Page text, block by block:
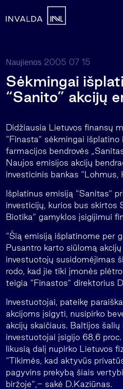
Naujienos 2005 07 15
Sėkmingai
“Sanito” akcijų
Didžiausia Lietuvos finansų
“Finasta” sėkmingai
farmacijos bendrovės
Naujos emisijos akcijų
investicinis bankas “Lohmus,
Išplatinus emisiją “Sanitas”
investicijų, kurios bus skirtos
Biotika” gamyklos įsigijimui
“Šią emisiją išplatinome per
Pusantro karto siūlomą
investuotojų susidomėjimas
rodo, kad jie tiki įmonės
teigia “Finastos” direktorius
Investuotojai, pateikę
akcijoms įsigyti, nusipirko
akcijų skaičiaus. Baltijos
investuotojai įsigijo 68,6
likusią dalį nupirko Lietuvos
“Tikimės, kad aktyvūs
pagyvins prekybą šiais
biržoje”,- sakė D.Kaziūnas.